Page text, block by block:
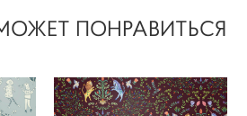
ПОНРАВИТЬСЯ